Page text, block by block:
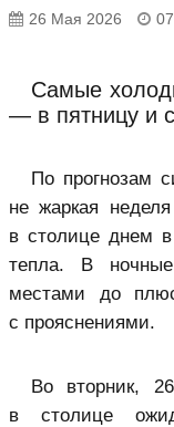
26 Мая 2026
Самые
— в пятницу и
По прогнозам
не жаркая
в столице днем в
тепла. В
местами до
с прояснениями.
Во вторник,
в столице